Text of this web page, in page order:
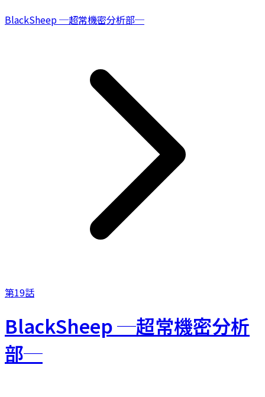
BlackSheep ─超常機密分析部─
第19話
BlackSheep ─超常機密分析
部─